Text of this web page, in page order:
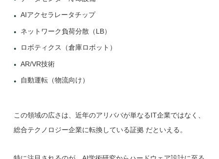
AIアクセラレータチップ
ネットワーク負荷分散（LB）
ロボティクス（倉庫ロボット）
AR/VR技術
自動運転（物流向け）
この領域の広さは、近年のアリババが単なるIT企業ではなく、
総合テクノロジー企業に転換している証拠 だといえる。